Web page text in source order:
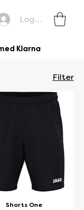
Klarna
Logga in
Filter
Shorts One